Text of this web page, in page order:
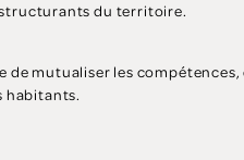
du territoire.
mutualiser les
habitants.